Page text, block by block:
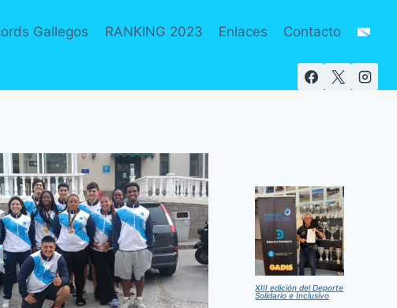
Gallegos RANKING 2023 Enlaces Contacto
XIII edición del Deporte
Solidario e Inclusivo